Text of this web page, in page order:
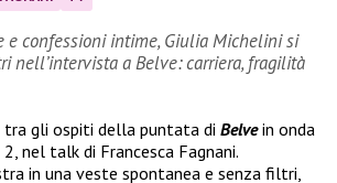
e confessioni intime, Giulia Michelini si
nell’intervista a Belve: carriera, fragilità
tra gli ospiti della puntata di Belve in onda
nel talk di Francesca Fagnani.
in una veste spontanea e senza filtri,